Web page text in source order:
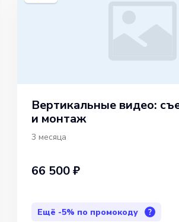
Вертикальные видео:
и монтаж
3 месяца
66 500 ₽
Ещё -5% по промокоду ?